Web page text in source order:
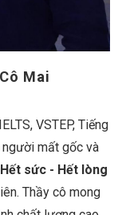
Mai
VSTEP, Tiếng
người mất gốc và
sức - Hết lòng
Thầy cô mong